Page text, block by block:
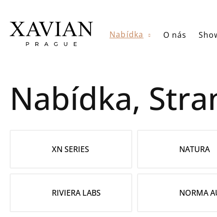
obsah
Nabídka O nás
Nabídka,
XN SERIES NATURA
RIVIERA LABS NORMA